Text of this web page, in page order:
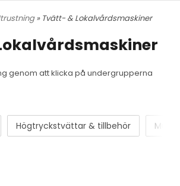
» Tvätt- & Lokalvårdsmaskiner
genom att klicka på undergrupperna
Högtryckstvättar & tillbehör